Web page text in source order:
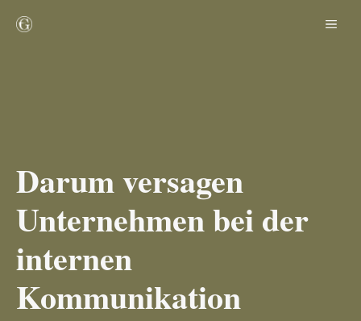
Inhalt
Darum versagen
Unternehmen bei der
internen
Kommunikation